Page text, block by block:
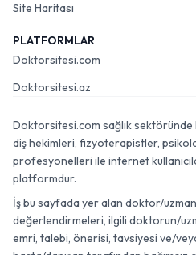
Site Haritası
PLATFORMLAR
Doktorsitesi.com
Doktorsitesi.az
Doktorsitesi.com sağlık sektöründe
diş hekimleri, fizyoterapistler,
profesyonelleri ile internet
platformdur.
İş bu sayfada yer alan doktor/
değerlendirmeleri, ilgili doktorun/
emri, talebi, önerisi, tavsiyesi ve/